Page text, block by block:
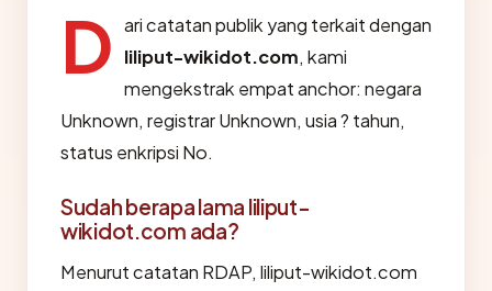
D ari catatan publik yang terkait dengan
liliput-wikidot.com, kami
mengekstrak empat anchor: negara
Unknown, registrar Unknown, usia ? tahun,
status enkripsi No.
Sudah berapa lama liliput-
wikidot.com ada?
Menurut catatan RDAP, liliput-wikidot.com